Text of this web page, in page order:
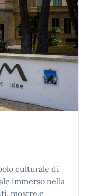
culturale di
immerso nella
mostre e